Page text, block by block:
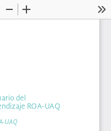
Zoom
del
ROA-UAQ
UAQ